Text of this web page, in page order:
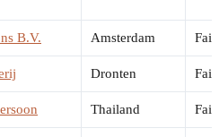
B.V. Amsterdam
Dronten
Thailand